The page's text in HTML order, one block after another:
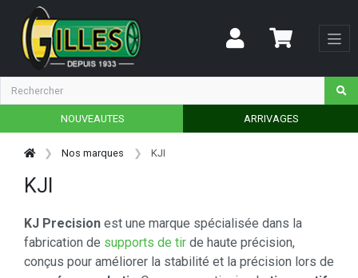
NOUVEAUTES ARRIVAGES
Nos marques KJI
KJI
KJ Precision est une marque spécialisée dans la
fabrication de supports de tir de haute précision,
conçus pour améliorer la stabilité et la précision lors de